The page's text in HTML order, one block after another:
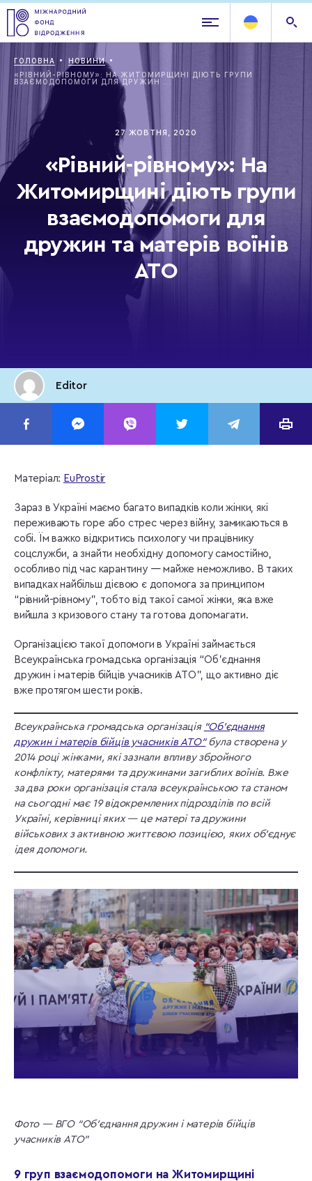
ГОЛОВНА
НОВИНИ
«РІВНИЙ-РІВНОМУ»: НА ЖИТОМИРЩИНІ ДІЮТЬ ГРУПИ
ВЗАЄМОДОПОМОГИ ДЛЯ ДРУЖИН ...
27 ЖОВТНЯ, 2020
«Рівний-рівному»: На
Житомирщині діють групи
взаємодопомоги для
дружин та матерів воїнів
АТО
Editor
Матеріал: EuProstir
Зараз в Україні маємо багато випадків коли жінки, які
переживають горе або стрес через війну, замикаються в
собі. Їм важко відкритись психологу чи працівнику
соцслужби, а знайти необхідну допомогу самостійно,
особливо під час карантину — майже неможливо. В таких
випадках найбільш дієвою є допомога за принципом
“рівний-рівному”, тобто від такої самої жінки, яка вже
вийшла з кризового стану та готова допомагати.
Організацією такої допомоги в Україні займається
Всеукраїнська громадська організація “Об’єднання
дружин і матерів бійців учасників АТО”, що активно діє
вже протягом шести років.
Всеукраїнська громадська організація “Об’єднання
дружин і матерів бійців учасників АТО”була створена у
2014 році жінками, які зазнали впливу збройного
конфлікту, матерями та дружинами загиблих воїнів. Вже
за два роки організація стала всеукраїнською та станом
на сьогодні має 19 відокремлених підрозділів по всій
Україні, керівниці яких — це матері та дружини
військових з активною життєвою позицією, яких об’єднує
ідея допомоги.
Фото — ВГО “Об’єднання дружин і матерів бійців
учасників АТО”
9 груп взаємодопомоги на Житомирщині